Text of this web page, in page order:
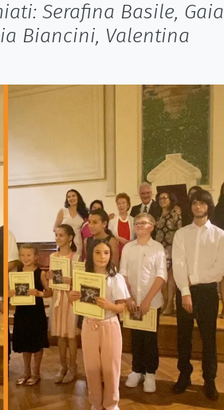
Serafina Basile, Gaia
Biancini, Valentina